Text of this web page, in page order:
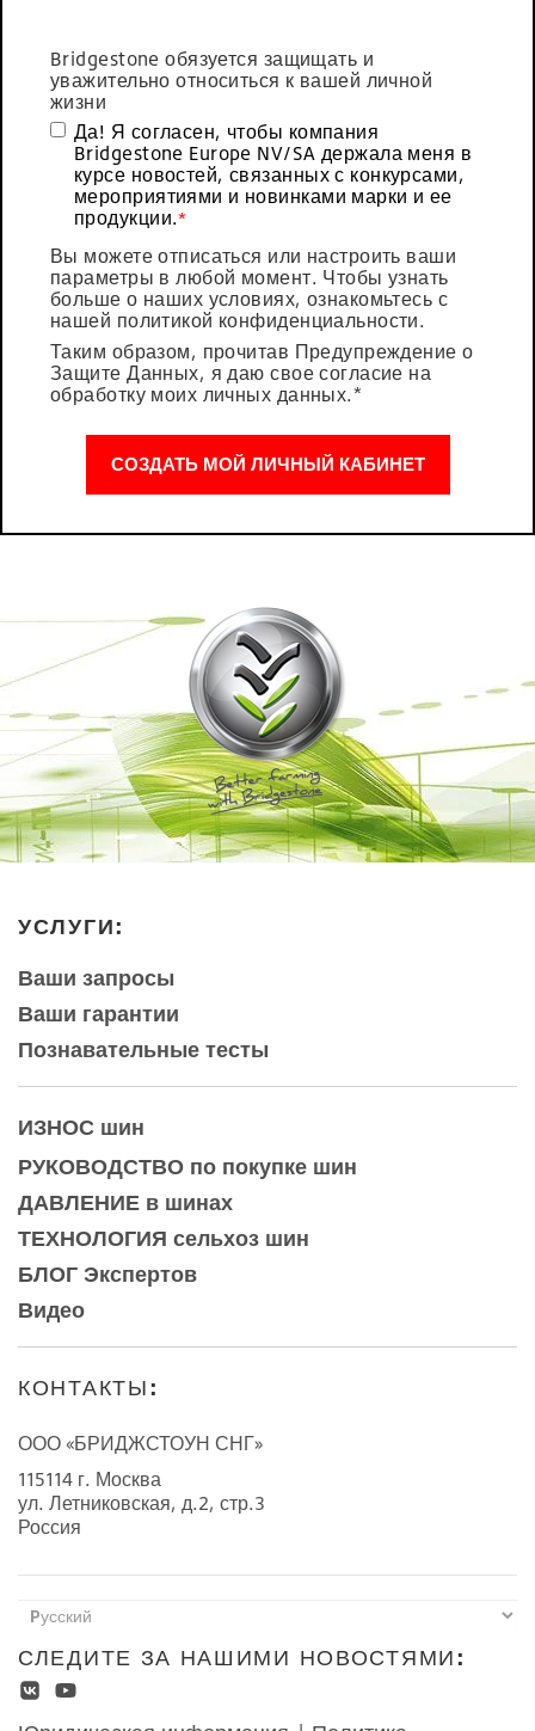
Bridgestone обязуется защищать и
уважительно относиться к вашей личной
жизни
Да! Я согласен, чтобы компания
Bridgestone Europe NV/SA держала меня в
курсе новостей, связанных с конкурсами,
мероприятиями и новинками марки и ее
продукции.*
Вы можете отписаться или настроить ваши
параметры в любой момент. Чтобы узнать
больше о наших условиях, ознакомьтесь с
нашей политикой конфиденциальности.
Таким образом, прочитав Предупреждение о
Защите Данных, я даю свое согласие на
обработку моих личных данных.*
УСЛУГИ:
Ваши запросы
Ваши гарантии
Познавательные тесты
ИЗНОС шин
РУКОВОДСТВО по покупке шин
ДАВЛЕНИЕ в шинах
ТЕХНОЛОГИЯ сельхоз шин
БЛОГ Экспертов
Видео
КОНТАКТЫ:
ООО «БРИДЖСТОУН СНГ»
115114 г. Москва
ул. Летниковская, д.2, стр.3
Россия
СЛЕДИТЕ ЗА НАШИМИ НОВОСТЯМИ: